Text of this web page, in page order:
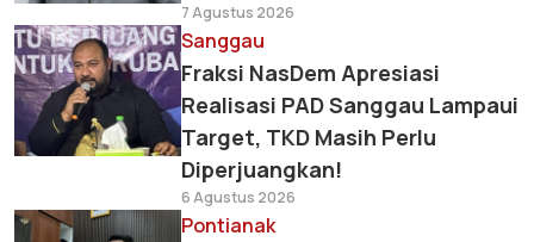
7 Agustus 2026
Sanggau
Fraksi NasDem Apresiasi
Realisasi PAD Sanggau Lampaui
Target, TKD Masih Perlu
Diperjuangkan!
6 Agustus 2026
Pontianak